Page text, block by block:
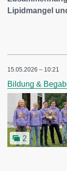
Lipidmangel
15.05.2026 – 10:21
Bildung &
2